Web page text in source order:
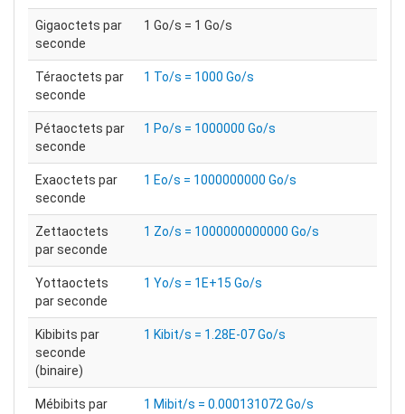
Gigaoctets par
seconde
1 Go/s = 1 Go/s
Téraoctets par
seconde
1 To/s = 1000 Go/s
Pétaoctets par
seconde
1 Po/s = 1000000 Go/s
Exaoctets par
seconde
1 Eo/s = 1000000000 Go/s
Zettaoctets
par seconde
1 Zo/s = 1000000000000 Go/s
Yottaoctets
par seconde
1 Yo/s = 1E+15 Go/s
Kibibits par
seconde
(binaire)
1 Kibit/s = 1.28E-07 Go/s
Mébibits par
1 Mibit/s = 0.000131072 Go/s